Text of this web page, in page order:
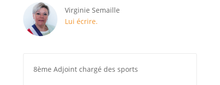
Virginie Semaille
Lui écrire.
8ème Adjoint chargé des sports